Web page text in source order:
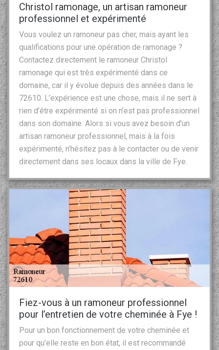
Christol ramonage, un artisan ramoneur
professionnel et expérimenté
Vous voulez un ramoneur pas cher, mais ayant les
qualifications pour une opération de ramonage ?
Contactez directement le ramoneur Christol
ramonage qui est très expérimenté dans ce
domaine, car il y évolue depuis des années dans le
72610. L’expérience est une chose, mais il ne sert à
rien d’être expérimenté si on n’est pas professionnel
dans son domaine. Alors si vous avez besoin d’un
artisan ramoneur professionnel, mais à la fois
expérimenté, n’hésitez pas à le contacter ou de venir
directement dans ses locaux dans la ville de Fye.
Fiez-vous à un ramoneur professionnel
pour l’entretien de votre cheminée à Fye !
Pour un bon fonctionnement de votre cheminée et
pour qu’elle reste en bon état, il est recommandé